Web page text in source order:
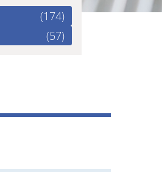
(174)
(57)